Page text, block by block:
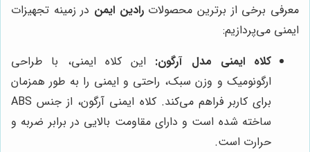
معرفی برخی از برترین محصولاترادین ایمن در زمینه تجهیزات
ایمنی می‌پردازیم:
کلاه ایمنی مدل آرگون: این کلاه ایمنی، با طراحی
ارگونومیک و وزن سبک، راحتی و ایمنی را به طور همزمان
برای کاربر فراهم می‌کند. کلاه ایمنی آرگون، از جنس ABS
ساخته شده است و دارای مقاومت بالایی در برابر ضربه و
حرارت است.